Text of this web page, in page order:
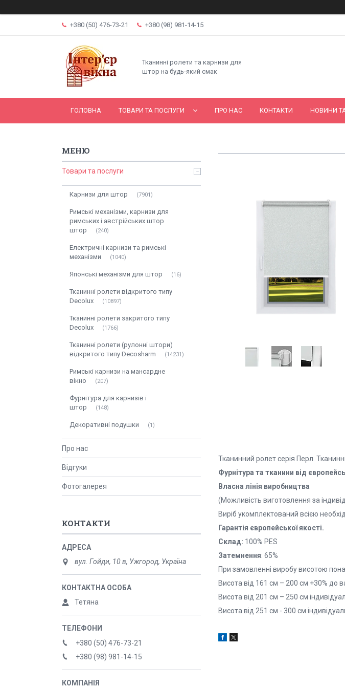
+380 (50) 476-73-21 +380 (98) 981-14-15
Тканинні ролети та карнизи для
штор на будь-який смак
ГОЛОВНА ТОВАРИ ТА ПОСЛУГИ ПРО НАС КОНТАКТИ НОВИНИ ТА
Тканинний ролет серія Перл.
Фурнітура та тканини від
Власна лінія виробництва
(Можливість виготовлення за
Виріб укомплектований всією
Гарантія європейської якості.
Склад: 100% PES
Затемнення: 65%
При замовленні виробу висотою
Висота від 161 см – 200 см +30% до
Висота від 201 см – 250 см
Висота від 251 см - 300 см
Товари та послуги
Карнизи для штор 7901
Римські механізми, карнизи для
римських і австрійських штор
штор
240
Електричні карнизи та римські
механізми
1040
Японські механізми для штор 16
Тканинні ролети відкритого типу
Decolux
10897
Тканинні ролети закритого типу
Decolux
1766
Тканинні ролети (рулонні штори)
відкритого типу Decosharm
14231
Римські карнизи на мансардне
вікно
207
Фурнітура для карнизів і
штор
148
Декоративні подушки 1
Про нас
Відгуки
Фотогалерея
КОНТАКТИ
вул. Гойди, 10 в, Ужгород, Україна
Тетяна
+380 (50) 476-73-21
+380 (98) 981-14-15